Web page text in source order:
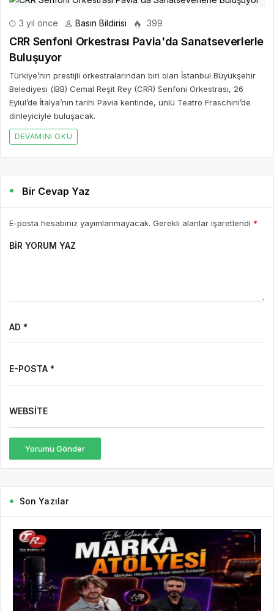
3 yıl önce Basın Bildirisi 399
CRR Senfoni Orkestrası Pavia'da Sanatseverlerle
Buluşuyor
Türkiye’nin prestijli orkestralarından biri olan İstanbul Büyükşehir
Belediyesi (İBB) Cemal Reşit Rey (CRR) Senfoni Orkestrası, 26
Eylül’de İtalya’nın tarihi Pavia kentinde, ünlü Teatro Fraschini’de
dinleyiciyle buluşacak.
DEVAMINI OKU
Bir Cevap Yaz
E-posta hesabınız yayımlanmayacak. Gerekli alanlar işaretlendi *
BIR YORUM YAZ
AD *
E-POSTA *
WEBSITE
Yorumu Gönder
Son Yazılar